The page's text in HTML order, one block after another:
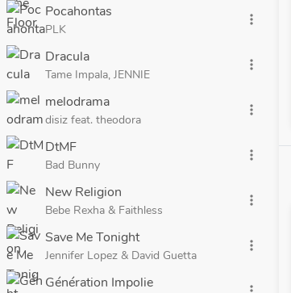
Pocahontas
PLK
more_vert
Dracula
Tame Impala, JENNIE
more_vert
melodrama
disiz feat. theodora
more_vert
DtMF
Bad Bunny
more_vert
New Religion
Bebe Rexha & Faithless
more_vert
Save Me Tonight
Jennifer Lopez & David Guetta
more_vert
Génération Impolie